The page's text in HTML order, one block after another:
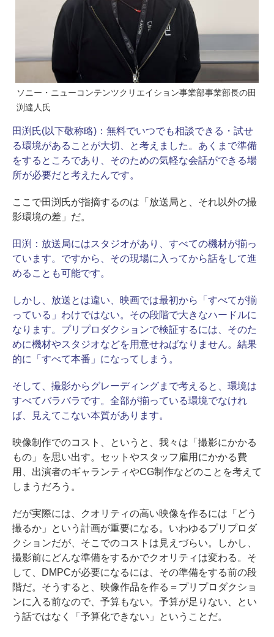
ソニー・ニューコンテンツクリエイション事業部事業部長の田
渕達人氏
田渕氏(以下敬称略)： 無料でいつでも相談できる・試せ
る環境があることが大切、と考えました。あくまで準備
をするところであり、そのための気軽な会話ができる場
所が必要だと考えたんです。
ここで田渕氏が指摘するのは「放送局と、それ以外の撮
影環境の差」だ。
田渕： 放送局にはスタジオがあり、すべての機材が揃っ
ています。ですから、その現場に入ってから話をして進
めることも可能です。
しかし、放送とは違い、映画では最初から「すべてが揃
っている」わけではない。その段階で大きなハードルに
なります。プリプロダクションで検証するには、そのた
めに機材やスタジオなどを用意せねばなりません。結果
的に「すべて本番」になってしまう。
そして、撮影からグレーディングまで考えると、環境は
すべてバラバラです。全部が揃っている環境でなけれ
ば、見えてこない本質があります。
映像制作でのコスト、というと、我々は「撮影にかかる
もの」を思い出す。セットやスタッフ雇用にかかる費
用、出演者のギャランティやCG制作などのことを考えて
しまうだろう。
だが実際には、クオリティの高い映像を作るには「どう
撮るか」という計画が重要になる。いわゆるプリプロダ
クションだが、そこでのコストは見えづらい。しかし、
撮影前にどんな準備をするかでクオリティは変わる。そ
して、DMPCが必要になるには、その準備をする前の段
階だ。そうすると、映像作品を作る＝プリプロダクショ
ンに入る前なので、予算もない。予算が足りない、とい
う話ではなく「予算化できない」ということだ。